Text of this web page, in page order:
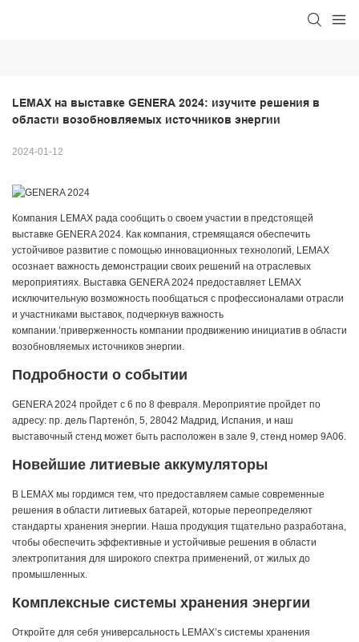
LEMAX на выставке GENERA 2024: изучите решения в
области возобновляемых источников энергии
2024-01-12
Компания LEMAX рада сообщить о своем участии в предстоящей
выставке GENERA 2024. Как компания, стремящаяся обеспечить
устойчивое развитие с помощью инновационных технологий, LEMAX
осознает важность демонстрации своих решений на отраслевых
мероприятиях. Выставка GENERA 2024 предоставляет LEMAX
исключительную возможность пообщаться с профессионалами отрасли
и участниками выставок, подчеркнув важность
компании.’приверженность компании продвижению инициатив в области
возобновляемых источников энергии.
Подробности о событии
GENERA 2024 пройдет с 6 по 8 февраля. Мероприятие пройдет по
адресу: пр. дель Партенón, 5, 28042 Мадрид, Испания, и наш
выставочный стенд может быть расположен в зале 9, стенд номер 9A06.
Новейшие литиевые аккумуляторы
В LEMAX мы гордимся тем, что предоставляем самые современные
решения в области литиевых батарей, которые переопределяют
стандарты хранения энергии. Наша продукция тщательно разработана,
чтобы обеспечить эффективные и устойчивые решения в области
электропитания для широкого спектра применений, от жилых до
промышленных.
Комплексные системы хранения энергии
Откройте для себя универсальность LEMAX’s системы хранения